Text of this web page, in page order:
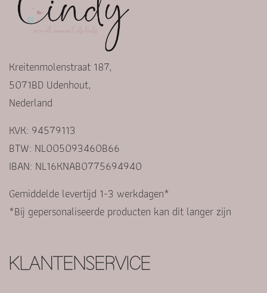
Kreitenmolenstraat 187,
5071BD Udenhout,
Nederland
KVK: 94579113
BTW: NL005093460B66
IBAN: NL16KNAB0775694940
Gemiddelde levertijd 1-3 werkdagen*
*Bij gepersonaliseerde producten kan dit langer zijn
KLANTENSERVICE